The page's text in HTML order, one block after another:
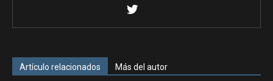
Artículo relacionados Más del autor